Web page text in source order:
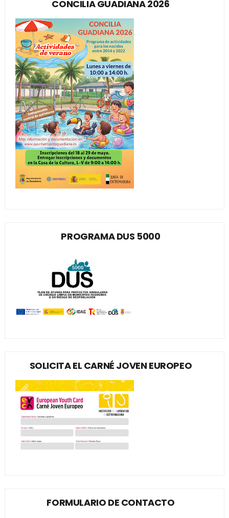
CONCILIA GUADIANA 2026
PROGRAMA DUS 5000
SOLICITA EL CARNÉ JOVEN EUROPEO
FORMULARIO DE CONTACTO